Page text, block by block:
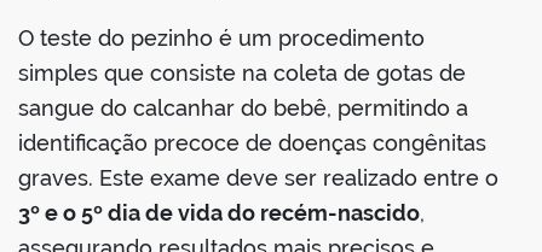
O teste do pezinho é um procedimento
simples que consiste na coleta de gotas de
sangue do calcanhar do bebê, permitindo a
identificação precoce de doenças congênitas
graves. Este exame deve ser realizado entre o
3º e o 5º dia de vida do recém-nascido,